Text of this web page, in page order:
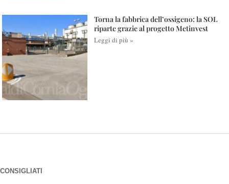
Torna la fabbrica dell’ossigeno: la SOL
riparte grazie al progetto Metinvest
Leggi di più »
CONSIGLIATI